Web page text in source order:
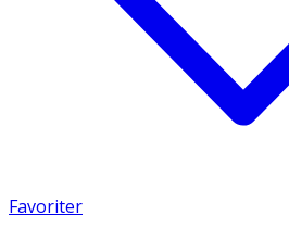
Favoriter